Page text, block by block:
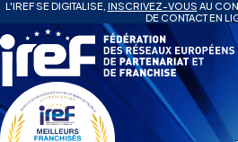
L'IREF SE DIGITALISE, INSCRIVEZ-VOUS AU
DE CONTACT EN